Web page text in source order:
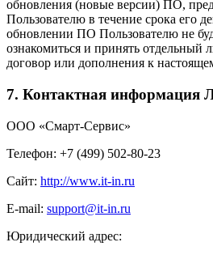
обновления (новые версии) ПО,
Пользователю в течение срока его
обновлении ПО Пользователю не
ознакомиться и принять отдельный
договор или дополнения к
7. Контактная информация
ООО «Смарт-Сервис»
Телефон: +7 (499) 502-80-23
Сайт: http://www.it-in.ru
E-mail: support@it-in.ru
Юридический адрес: